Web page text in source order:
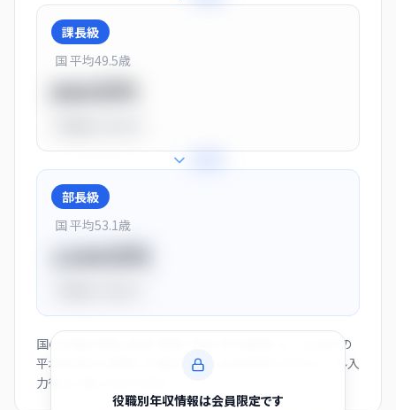
課長級
国 平均49.5歳
部長級
国 平均53.1歳
役職別年収情報は会員限定です
国の役職別賃金（部長・課長・係長・非役職者）と、この会社の
平均年収から逆算した推計値です。会員登録とプロフィール入
力後にご覧いただけます。